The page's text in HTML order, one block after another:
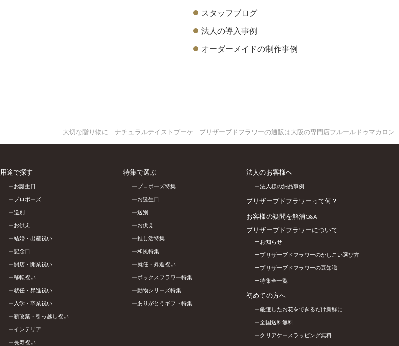
大切な贈り物に ナチュラルテイストブーケ | プリザーブドフラワーの通販は大阪の専門店フルールドゥマカロン
スタッフブログ
法人の導入事例
オーダーメイドの制作事例
用途で探す
お誕生日
プロポーズ
送別
お供え
結婚・出産祝い
記念日
開店・開業祝い
移転祝い
就任・昇進祝い
入学・卒業祝い
新改築・引っ越し祝い
インテリア
長寿祝い
特集で選ぶ
プロポーズ特集
お誕生日
送別
お供え
推し活特集
和風特集
就任・昇進祝い
ボックスフラワー特集
動物シリーズ特集
ありがとうギフト特集
法人のお客様へ
法人様の納品事例
プリザーブドフラワーって何？
お客様の疑問を解消Q&A
プリザーブドフラワーについて
お知らせ
プリザーブドフラワーのかしこい選び方
プリザーブドフラワーの豆知識
特集全一覧
初めての方へ
厳選したお花をできるだけ新鮮に
全国送料無料
クリアケースラッピング無料